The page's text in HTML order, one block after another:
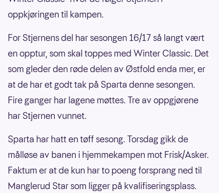
oppkjøringen til kampen.
For Stjernens del har sesongen 16/17 så langt vært
en opptur, som skal toppes med Winter Classic. Det
som gleder den røde delen av Østfold enda mer, er
at de har et godt tak på Sparta denne sesongen.
Fire ganger har lagene møttes. Tre av oppgjørene
har Stjernen vunnet.
Sparta har hatt en tøff sesong. Torsdag gikk de
målløse av banen i hjemmekampen mot Frisk/Asker.
Faktum er at de kun har to poeng forsprang ned til
Manglerud Star som ligger på kvalifiseringsplass.